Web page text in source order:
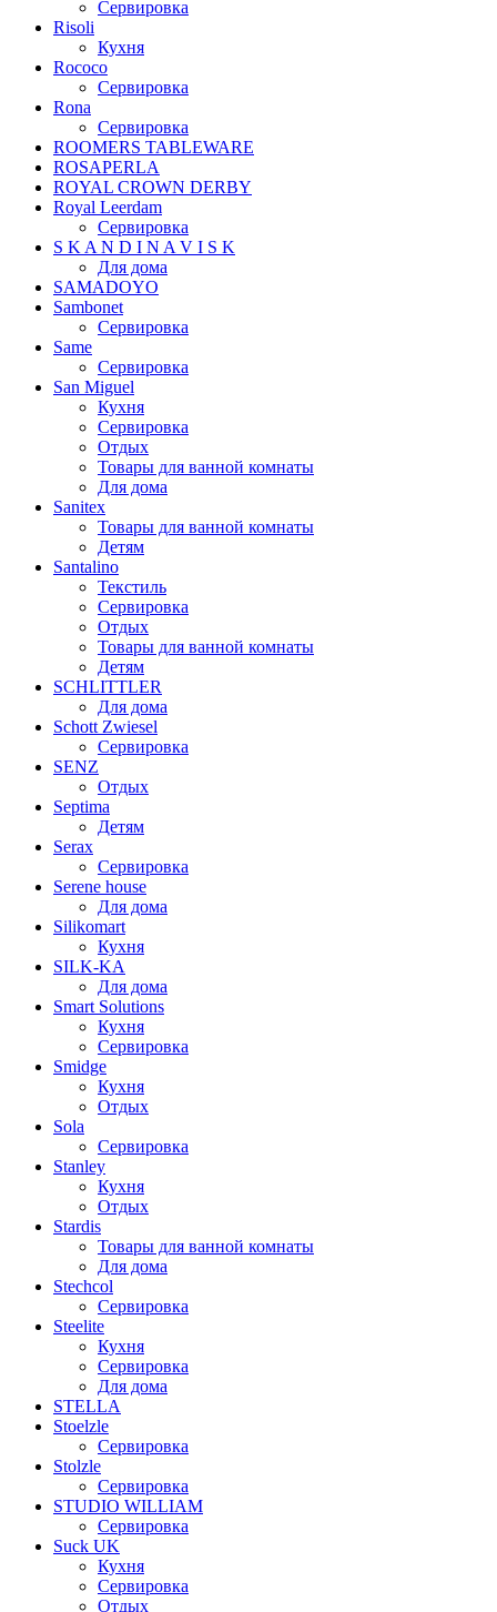
Сервировка
Risoli
Кухня
Rococo
Сервировка
Rona
Сервировка
ROOMERS TABLEWARE
ROSAPERLA
ROYAL CROWN DERBY
Royal Leerdam
Сервировка
S K A N D I N A V I S K
Для дома
SAMADOYO
Sambonet
Сервировка
Same
Сервировка
San Miguel
Кухня
Сервировка
Отдых
Товары для ванной комнаты
Для дома
Sanitex
Товары для ванной комнаты
Детям
Santalino
Текстиль
Сервировка
Отдых
Товары для ванной комнаты
Детям
SCHLITTLER
Для дома
Schott Zwiesel
Сервировка
SENZ
Отдых
Septima
Детям
Serax
Сервировка
Serene house
Для дома
Silikomart
Кухня
SILK-KA
Для дома
Smart Solutions
Кухня
Сервировка
Smidge
Кухня
Отдых
Sola
Сервировка
Stanley
Кухня
Отдых
Stardis
Товары для ванной комнаты
Для дома
Stechcol
Сервировка
Steelite
Кухня
Сервировка
Для дома
STELLA
Stoelzle
Сервировка
Stolzle
Сервировка
STUDIO WILLIAM
Сервировка
Suck UK
Кухня
Сервировка
Отдых